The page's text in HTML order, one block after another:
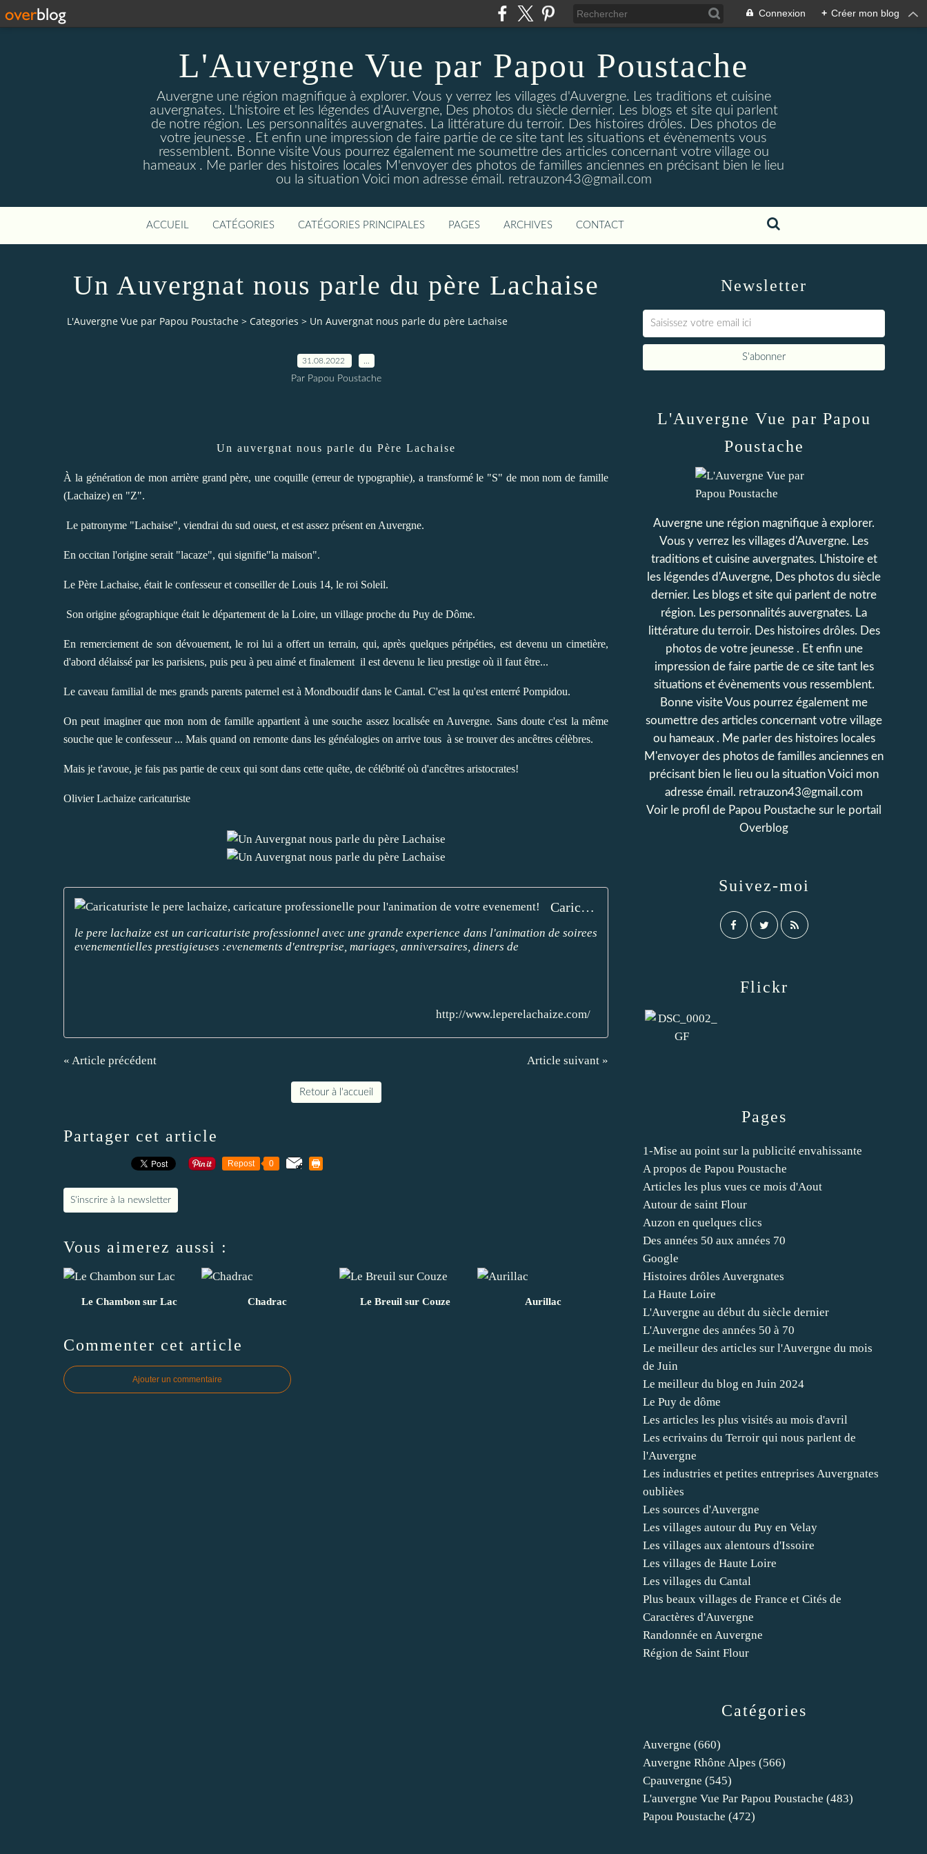
Connexion + Créer mon blog
L'Auvergne Vue par Papou Poustache
Auvergne une région magnifique à explorer. Vous y verrez les villages d'Auvergne. Les traditions et cuisine
auvergnates. L'histoire et les légendes d'Auvergne, Des photos du siècle dernier. Les blogs et site qui parlent
de notre région. Les personnalités auvergnates. La littérature du terroir. Des histoires drôles. Des photos de
votre jeunesse . Et enfin une impression de faire partie de ce site tant les situations et évènements vous
ressemblent. Bonne visite Vous pourrez également me soumettre des articles concernant votre village ou
hameaux . Me parler des histoires locales M'envoyer des photos de familles anciennes en précisant bien le lieu
ou la situation Voici mon adresse émail. retrauzon43@gmail.com
ACCUEIL CATÉGORIES CATÉGORIES PRINCIPALES PAGES ARCHIVES CONTACT
Un Auvergnat nous parle du père Lachaise
L'Auvergne Vue par Papou Poustache > Categories > Un Auvergnat nous parle du père Lachaise
31.08.2022
Par Papou Poustache
Un auvergnat nous parle du Père Lachaise
À la génération de mon arrière grand père, une coquille (erreur de typographie), a transformé le "S" de mon nom de famille
(Lachaize) en "Z".
Le patronyme "Lachaise", viendrai du sud ouest, et est assez présent en Auvergne.
En occitan l'origine serait "lacaze", qui signifie"la maison".
Le Père Lachaise, était le confesseur et conseiller de Louis 14, le roi Soleil.
Son origine géographique était le département de la Loire, un village proche du Puy de Dôme.
En remerciement de son dévouement, le roi lui a offert un terrain, qui, après quelques péripéties, est devenu un cimetière,
d'abord délaissé par les parisiens, puis peu à peu aimé et finalement il est devenu le lieu prestige où il faut être...
Le caveau familial de mes grands parents paternel est à Mondboudif dans le Cantal. C'est la qu'est enterré Pompidou.
On peut imaginer que mon nom de famille appartient à une souche assez localisée en Auvergne. Sans doute c'est la même
souche que le confesseur ... Mais quand on remonte dans les généalogies on arrive tous à se trouver des ancêtres célèbres.
Mais je t'avoue, je fais pas partie de ceux qui sont dans cette quête, de célébrité où d'ancêtres aristocrates!
Olivier Lachaize caricaturiste
Caricaturiste le pere lachaize, caricature professionelle pour l'animation de votre evenement!
le pere lachaize est un caricaturiste professionnel avec une grande experience dans l'animation de soirees
evenementielles prestigieuses :evenements d'entreprise, mariages, anniversaires, diners de
http://www.leperelachaize.com/
« Article précédent Article suivant »
Retour à l'accueil
Partager cet article
Repost 0
S'inscrire à la newsletter
Vous aimerez aussi :
Le Chambon sur Lac Chadrac Le Breuil sur Couze Aurillac
Commenter cet article
Ajouter un commentaire
Newsletter
Catégories
Auvergne (660)
Auvergne Rhône Alpes (566)
Cpauvergne (545)
L'auvergne Vue Par Papou Poustache (483)
Papou Poustache (472)
Pages
1-Mise au point sur la publicité envahissante
A propos de Papou Poustache
Articles les plus vues ce mois d'Aout
Autour de saint Flour
Auzon en quelques clics
Des années 50 aux années 70
Google
Histoires drôles Auvergnates
La Haute Loire
L'Auvergne au début du siècle dernier
L'Auvergne des années 50 à 70
Le meilleur des articles sur l'Auvergne du mois
de Juin
Le meilleur du blog en Juin 2024
Le Puy de dôme
Les articles les plus visités au mois d'avril
Les ecrivains du Terroir qui nous parlent de
l'Auvergne
Les industries et petites entreprises Auvergnates
oublièes
Les sources d'Auvergne
Les villages autour du Puy en Velay
Les villages aux alentours d'Issoire
Les villages de Haute Loire
Les villages du Cantal
Plus beaux villages de France et Cités de
Caractères d'Auvergne
Randonnée en Auvergne
Région de Saint Flour
L'Auvergne Vue par Papou
Poustache
Auvergne une région magnifique à explorer.
Vous y verrez les villages d'Auvergne. Les
traditions et cuisine auvergnates. L'histoire et
les légendes d'Auvergne, Des photos du siècle
dernier. Les blogs et site qui parlent de notre
région. Les personnalités auvergnates. La
littérature du terroir. Des histoires drôles. Des
photos de votre jeunesse . Et enfin une
impression de faire partie de ce site tant les
situations et évènements vous ressemblent.
Bonne visite Vous pourrez également me
soumettre des articles concernant votre village
ou hameaux . Me parler des histoires locales
M'envoyer des photos de familles anciennes en
précisant bien le lieu ou la situation Voici mon
adresse émail. retrauzon43@gmail.com
Voir le profil de Papou Poustache sur le portail
Overblog
Suivez-moi
Flickr